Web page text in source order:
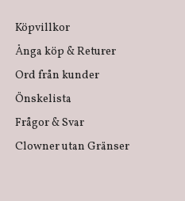
Köpvillkor
Ånga köp & Returer
Ord från kunder
Önskelista
Frågor & Svar
Clowner utan Gränser